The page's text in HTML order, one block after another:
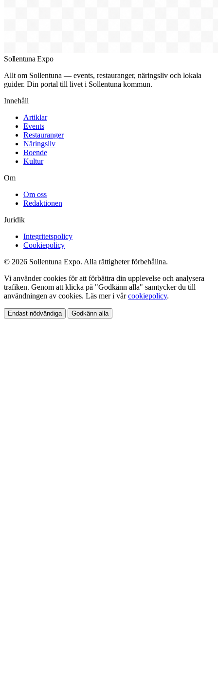
Sollentuna Expo
Allt om Sollentuna — events, restauranger, näringsliv och lokala
guider. Din portal till livet i Sollentuna kommun.
Innehåll
Artiklar
Events
Restauranger
Näringsliv
Boende
Kultur
Om
Om oss
Redaktionen
Juridik
Integritetspolicy
Cookiepolicy
© 2026 Sollentuna Expo. Alla rättigheter förbehållna.
Vi använder cookies för att förbättra din upplevelse och analysera
trafiken. Genom att klicka på "Godkänn alla" samtycker du till
användningen av cookies. Läs mer i vårcookiepolicy.
Endast nödvändiga Godkänn alla